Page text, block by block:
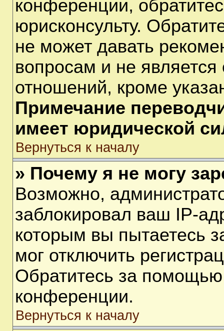
конференции,
юрисконсульту.
не может давать
вопросам и не
отношений, кроме
Примечание
имеет юридической
Вернуться к началу
» Почему я не могу
Возможно,
заблокировал ваш IP-
которым вы пытаетесь
мог отключить
Обратитесь за помощью
конференции.
Вернуться к началу